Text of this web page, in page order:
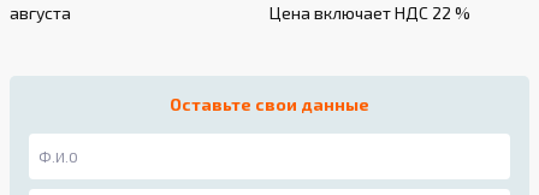
августа
Цена включает НДС 22 %
Оставьте свои данные